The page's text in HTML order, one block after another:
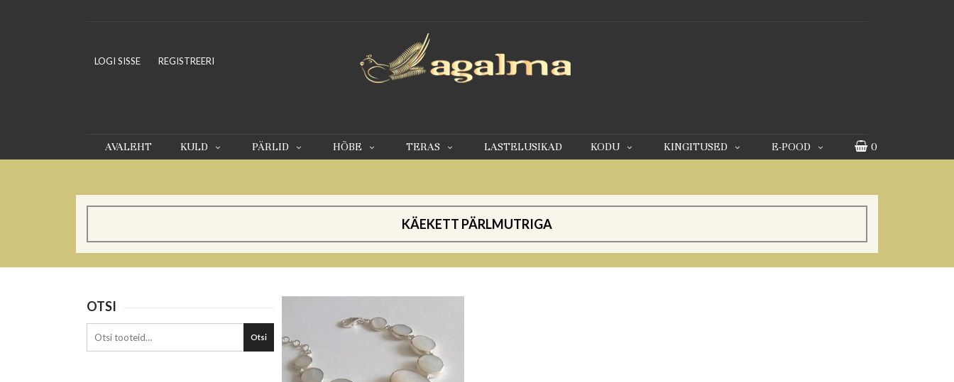
LOGI SISSE REGISTREERI
AVALEHT KULD PÄRLID HÕBE TERAS LASTELUSIKAD KODU KINGITUSED E-POOD 0
KÄEKETT PÄRLMUTRIGA
OTSI
Otsi